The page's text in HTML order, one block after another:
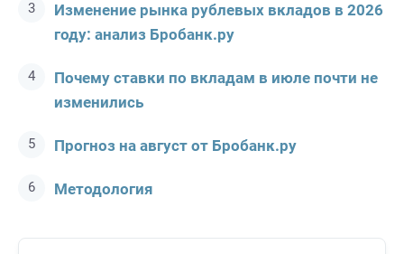
Изменение рынка рублевых вкладов в 2026
году: анализ Бробанк.ру
Почему ставки по вкладам в июле почти не
изменились
Прогноз на август от Бробанк.ру
Методология